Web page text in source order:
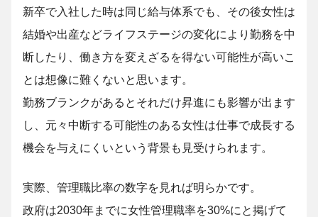
新卒で入社した時は同じ給与体系でも、その後女性は
結婚や出産などライフステージの変化により勤務を中
断したり、働き方を変えざるを得ない可能性が高いこ
とは想像に難くないと思います。
勤務ブランクがあるとそれだけ昇進にも影響が出ます
し、元々中断する可能性のある女性は仕事で成長する
機会を与えにくいという背景も見受けられます。
実際、管理職比率の数字を見れば明らかです。
政府は2030年までに女性管理職率を30%にと掲げて